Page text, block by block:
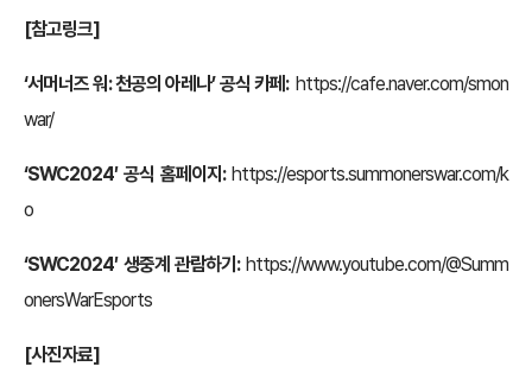
[참고링크]
‘서머너즈 워: 천공의 아레나’ 공식 카페: https://cafe.naver.com/smon
war/
‘SWC2024′ 공식 홈페이지: https://esports.summonerswar.com/k
o
‘SWC2024′ 생중계 관람하기: https://www.youtube.com/@Summ
onersWarEsports
[사진자료]